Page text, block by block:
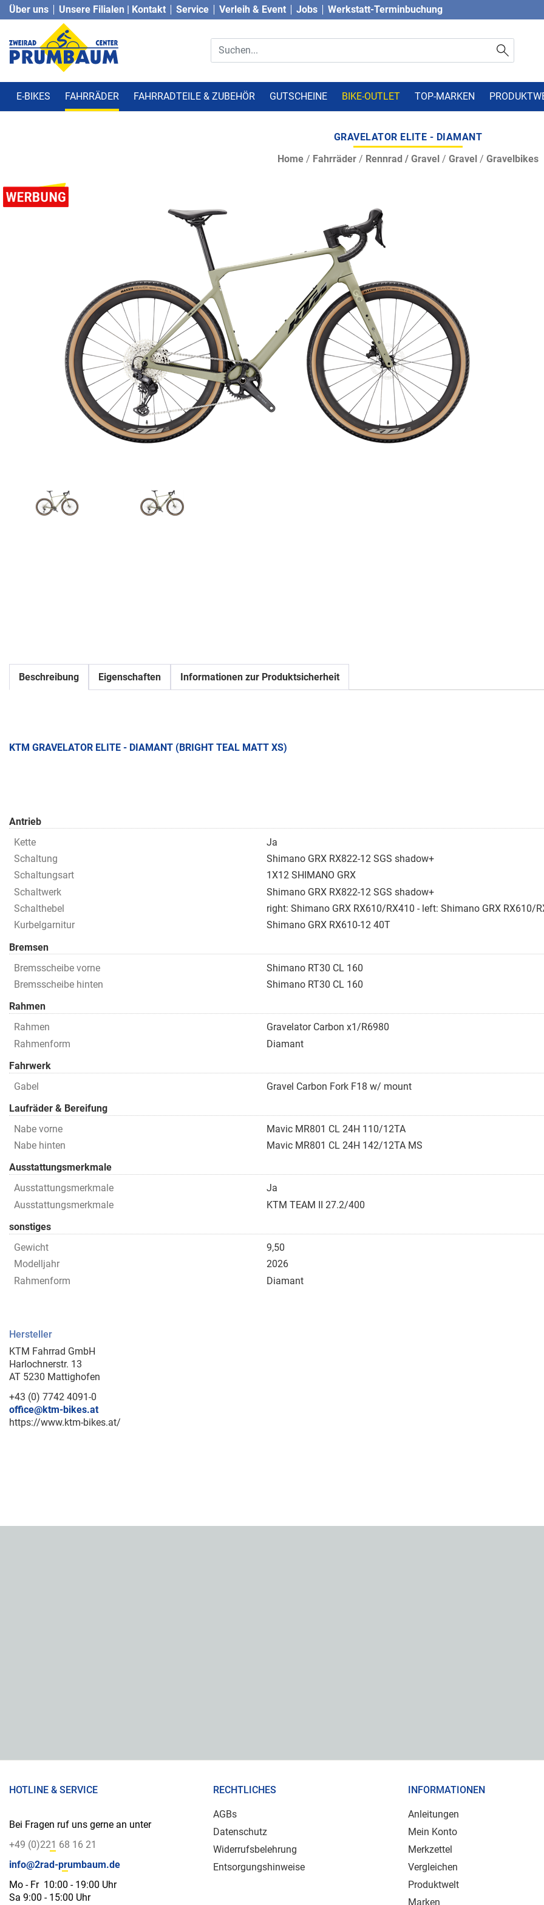
Über uns Unsere Filialen | Kontakt Service Verleih & Event Jobs Werkstatt-Terminbuchung
E-BIKES FAHRRÄDER FAHRRADTEILE & ZUBEHÖR GUTSCHEINE BIKE-OUTLET TOP-MARKEN
GRAVELATOR ELITE - DIAMANT
Home / Fahrräder / Rennrad / Gravel / Gravel / Gravelbikes
Beschreibung Eigenschaften Informationen zur Produktsicherheit
KTM GRAVELATOR ELITE - DIAMANT (BRIGHT TEAL MATT XS)
Antrieb
Kette
Ja
Schaltung
Shimano GRX RX822-12 SGS shadow+
Schaltungsart
1X12 SHIMANO GRX
Schaltwerk
Shimano GRX RX822-12 SGS shadow+
Schalthebel
right: Shimano GRX RX610/RX410 - left: Shimano GRX RX610/
Kurbelgarnitur
Shimano GRX RX610-12 40T
Bremsen
Bremsscheibe vorne
Shimano RT30 CL 160
Bremsscheibe hinten
Shimano RT30 CL 160
Rahmen
Rahmen
Gravelator Carbon x1/R6980
Rahmenform
Diamant
Fahrwerk
Gabel
Gravel Carbon Fork F18 w/ mount
Laufräder & Bereifung
Nabe vorne
Mavic MR801 CL 24H 110/12TA
Nabe hinten
Mavic MR801 CL 24H 142/12TA MS
Ausstattungsmerkmale
Ausstattungsmerkmale
Ja
Ausstattungsmerkmale
KTM TEAM II 27.2/400
sonstiges
Gewicht
9,50
Modelljahr
2026
Rahmenform
Diamant
Hersteller
KTM Fahrrad GmbH
Harlochnerstr. 13
AT 5230 Mattighofen
+43 (0) 7742 4091-0
office@ktm-bikes.at
https://www.ktm-bikes.at/
HOTLINE & SERVICE
Bei Fragen ruf uns gerne an unter
+49 (0)221 68 16 21
info@2rad-prumbaum.de
Mo - Fr 10:00 - 19:00 Uhr
Sa 9:00 - 15:00 Uhr
RECHTLICHES
AGBs
Datenschutz
Widerrufsbelehrung
Entsorgungshinweise
INFORMATIONEN
Anleitungen
Mein Konto
Merkzettel
Vergleichen
Produktwelt
Marken